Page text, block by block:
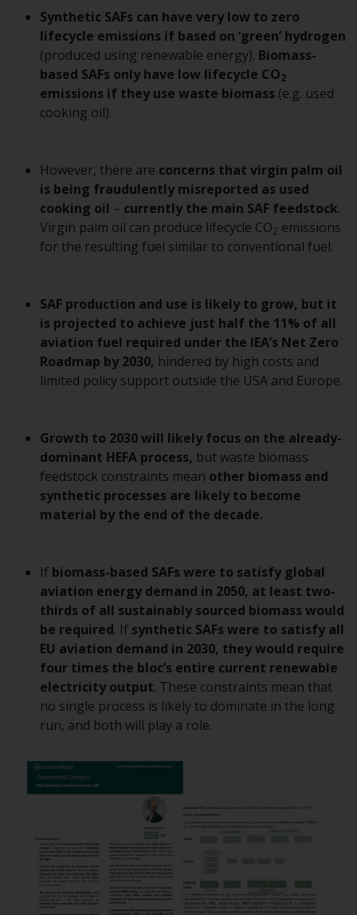
herausgegeben wurden, gelesen
und anerkannt haben und damit
einverstanden sind. Diese
Website kann Werbung
enthalten.
Zugang unterliegt lokalen
Beschränkungen
Obwohl Sie ein Land ausgewählt
haben, richtet sich diese Website
nicht an eine bestimmte
eine globale Website. Auf dieser
Website erwähnte Produkte oder
Dienstleistungen unterliegen
gesetzlichen und behördlichen
Anforderungen und sind
möglicherweise nicht in allen
dieser Website erwähnte
Produkte oder Dienstleistungen
werden auf der Grundlage
bestimmter Registrierungen in
relevanten Gerichtsbarkeiten
gemäß den Europäischen
Gesetzen, Vorschriften und
Verwaltungsvorschriften in Bezug
auf Organismen für gemeinsame
Anlagen in Wertpapieren
(UCITS/OGAW) (Richtlinie
2009/65/EG ) und die Richtlinie
über die Verwalter alternativer
Investmentfonds (Richtlinie
2011/61/EU) sowie die
entsprechenden Regelungen, die
diese Regelungen in britisches
Recht umgesetzt und dann beim
Austritt des Vereinigten
Königreichs aus der Europäischen
Union ersetzt haben; es kann
jedoch zusätzliche Anforderungen
oder Formalitäten geben, die Ihre
Anlage verbieten.
Dementsprechend sind Sie
Synthetic SAFs can have very low to zero
lifecycle emissions if based on ‘green’ hydrogen
(produced using renewable energy). Biomass-
based SAFs only have low lifecycle CO2
emissions if they use waste biomass (e.g. used
cooking oil).
However, there are concerns that virgin palm oil
is being fraudulently misreported as used
cooking oil – currently the main SAF feedstock.
Virgin palm oil can produce lifecycle CO2 emissions
for the resulting fuel similar to conventional fuel.
SAF production and use is likely to grow, but it
is projected to achieve just half the 11% of all
aviation fuel required under the IEA’s Net Zero
Roadmap by 2030, hindered by high costs and
limited policy support outside the USA and Europe.
Growth to 2030 will likely focus on the already-
dominant HEFA process, but waste biomass
feedstock constraints mean other biomass and
synthetic processes are likely to become
material by the end of the decade.
If biomass-based SAFs were to satisfy global
aviation energy demand in 2050, at least two-
thirds of all sustainably sourced biomass would
be required. If synthetic SAFs were to satisfy all
EU aviation demand in 2030, they would require
four times the bloc’s entire current renewable
electricity output. These constraints mean that
no single process is likely to dominate in the long
run, and both will play a role.